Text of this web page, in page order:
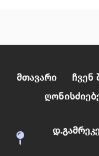
Მთავარი Ჩვენ